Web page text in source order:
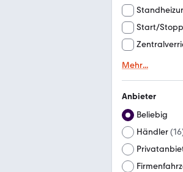
Start/
Mehr...
Anbieter
Beliebig
Händler(16